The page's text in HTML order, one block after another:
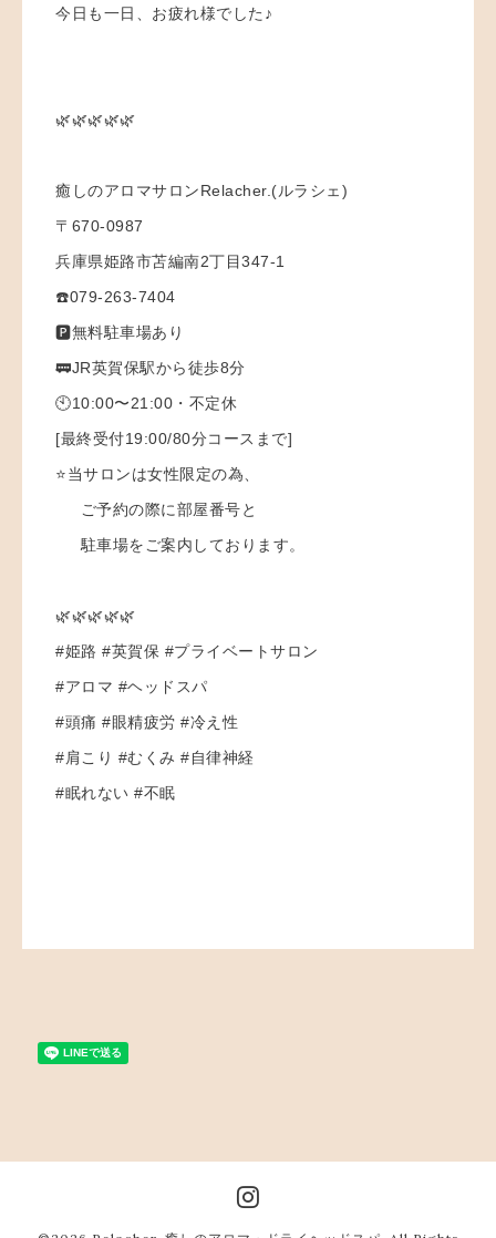
今日も一日、お疲れ様でした♪
🌿🌿🌿🌿🌿
癒しのアロマサロンRelacher.(ルラシェ)
〒670-0987
兵庫県姫路市苫編南2丁目347-1
☎️079-263-7404
🅿️無料駐車場あり
🚃JR英賀保駅から徒歩8分
🕙10:00〜21:00・不定休
[最終受付19:00/80分コースまで]
⭐️当サロンは女性限定の為、
ご予約の際に部屋番号と
駐車場をご案内しております。
🌿🌿🌿🌿🌿
#姫路 #英賀保 #プライベートサロン
#アロマ #ヘッドスパ
#頭痛 #眼精疲労 #冷え性
#肩こり #むくみ #自律神経
#眠れない #不眠